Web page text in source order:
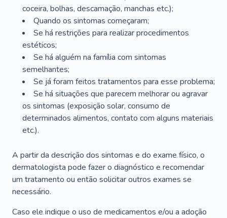
coceira, bolhas, descamação, manchas etc.);
Quando os sintomas começaram;
Se há restrições para realizar procedimentos
estéticos;
Se há alguém na família com sintomas
semelhantes;
Se já foram feitos tratamentos para esse problema;
Se há situações que parecem melhorar ou agravar
os sintomas (exposição solar, consumo de
determinados alimentos, contato com alguns materiais
etc.).
A partir da descrição dos sintomas e do exame físico, o
dermatologista pode fazer o diagnóstico e recomendar
um tratamento ou então solicitar outros exames se
necessário.
Caso ele indique o uso de medicamentos e/ou a adoção